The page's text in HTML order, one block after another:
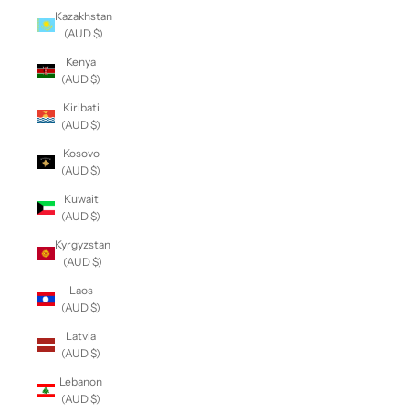
Kazakhstan
(AUD $)
Kenya
(AUD $)
Kiribati
(AUD $)
Kosovo
(AUD $)
Kuwait
(AUD $)
Kyrgyzstan
(AUD $)
Laos
(AUD $)
Latvia
(AUD $)
Lebanon
(AUD $)